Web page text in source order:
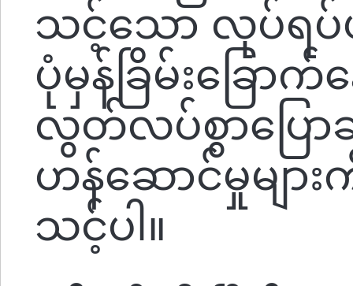
သင့်သော လုပ်ရပ်
ပုံမှန်ခြိမ်းခြော
လွတ်လပ်စွာပြေ
ဟန်ဆောင်မှုမျ
သင့်ပါ။